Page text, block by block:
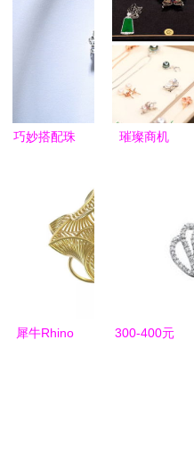
巧妙搭配珠
发年轻光彩
与精致美感
璀璨商机
售业发展新
犀牛Rhino
300-400元